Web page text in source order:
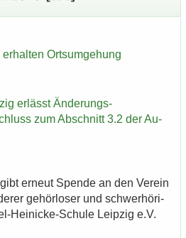
Orts­um­ge­hung
er­lässt Änderungs-​
zum Ab­schnitt 3.2 der Au­
er­neut Spen­de an den Ver­ein
ge­hör­lo­ser und schwer­hö­ri­
​Heinicke-Schule Leip­zig e.V.